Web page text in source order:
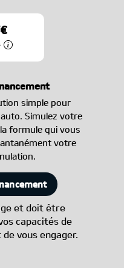
simple pour
Simulez votre
formule qui vous
votre
et doit être
capacités de
vous engager.